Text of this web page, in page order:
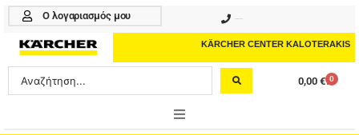
Μετάβαση
περιεχόμενο
Ο λογαριασμός μου
KÄRCHER CENTER KALOTERAKIS
Search
...
0,00 € 0
Cart